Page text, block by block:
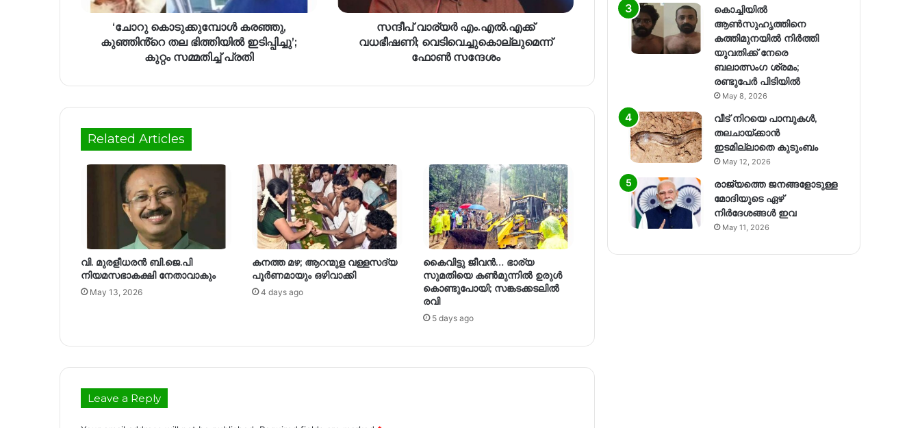
‘ചോറു കൊടുക്കുമ്പോൾ കരഞ്ഞു,
കുഞ്ഞിൻ്റെ തല ഭിത്തിയിൽ ഇടിപ്പിച്ചു’;
കുറ്റം സമ്മതിച്ച് പ്രതി
സന്ദീപ് വാര്യർ എം.എൽ.എക്ക്
വധഭീഷണി; വെടിവെച്ചുകൊല്ലുമെന്ന്
ഫോൺ സന്ദേശം
Related Articles
വി. മുരളീധരൻ ബി.ജെ.പി
നിയമസഭാകക്ഷി നേതാവാകും
May 13, 2026
കനത്ത മഴ; ആറന്മുള വള്ളസദ്യ
പൂർണമായും ഒഴിവാക്കി
4 days ago
കൈവിട്ടു ജീവൻ… ഭാര്യ
സുമതിയെ കൺമുന്നിൽ ഉരുൾ
കൊണ്ടുപോയി; സങ്കടക്കടലിൽ
രവി
5 days ago
Leave a Reply
കൊച്ചിയിൽ
ആൺസുഹൃത്തിനെ
കത്തിമുനയിൽ നിർത്തി
യുവതിക്ക് നേരെ
ബലാത്സംഗ​ ശ്രമം;
രണ്ടുപേർ പിടിയിൽ
May 8, 2026
വീട് നിറയെ പാമ്പുകൾ,
തലചായ്ക്കാൻ
ഇടമില്ലാതെ കുടുംബം
May 12, 2026
രാജ്യത്തെ ജനങ്ങളോടുള്ള
മോദിയുടെ ഏഴ്
നിര്‍ദേശങ്ങള്‍ ഇവ
May 11, 2026